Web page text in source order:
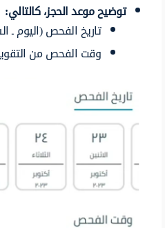
توضيح موعد الحجز، كالتالي:
تاريخ الفحص (اليوم ـ
وقت الفحص من